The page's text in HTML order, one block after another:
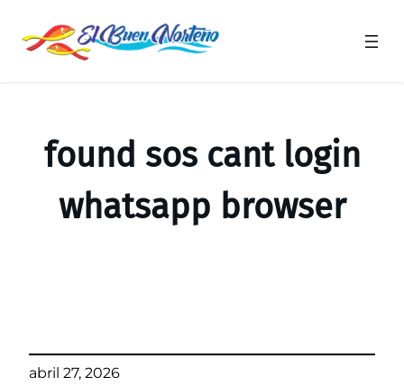
found sos cant login
whatsapp browser
abril 27, 2026